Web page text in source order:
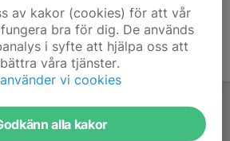
av kakor (cookies) för att vår
bra för dig. De används
i syfte att hjälpa oss att
våra tjänster.
vi cookies
alla kakor